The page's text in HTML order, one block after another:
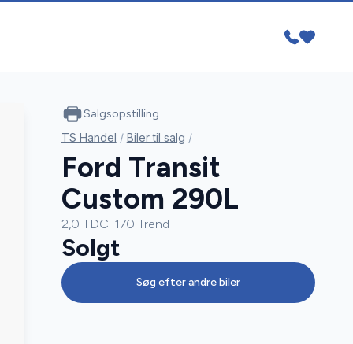
Salgsopstilling
TS Handel / Biler til salg /
Ford Transit
Custom 290L
2,0 TDCi 170 Trend
Solgt
Søg efter andre biler